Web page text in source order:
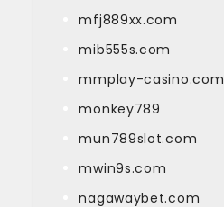
mfj889xx.com
mib555s.com
mmplay-casino.com
monkey789
mun789slot.com
mwin9s.com
nagawaybet.com